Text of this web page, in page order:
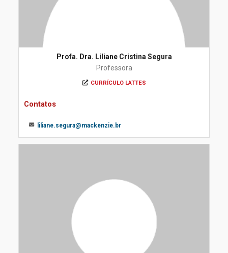
Profa. Dra. Liliane Cristina Segura
Professora
CURRÍCULO LATTES
Contatos
liliane.segura@mackenzie.br